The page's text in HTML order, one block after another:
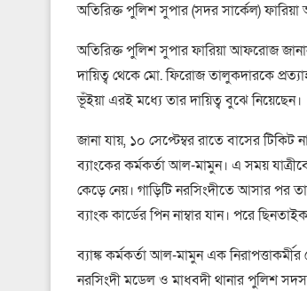
অতিরিক্ত পুলিশ সুপার (সদর সার্কেল)
অতিরিক্ত পুলিশ সুপার ফারিয়া আফরোজ
দায়িত্ব থেকে মো. ফিরোজ তালুকদারকে
ভূঁইয়া এরই মধ্যে তার দায়িত্ব বুঝে নিয়েছেন।
জানা যায়, ১০ সেপ্টেম্বর রাতে বাসের
ব্যাংকের কর্মকর্তা আল-মামুন। এ সময়
কেড়ে নেয়। গাড়িটি নরসিংদীতে আসার পর
ব্যাংক কার্ডের পিন নাম্বার যান। পরে
ব্যাঙ্ক কর্মকর্তা আল-মামুন এক
নরসিংদী মডেল ও মাধবদী থানার পুলিশ